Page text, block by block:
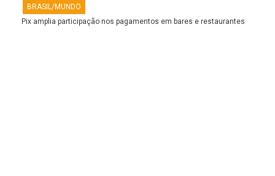
BRASIL/MUNDO
Pix amplia participação nos pagamentos em bares e restaurantes